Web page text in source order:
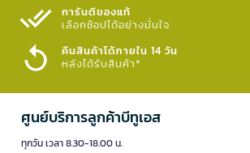
การันตีของแท้
เลือกช้อปได้อย่างมั่นใจ​
คืนสินค้าได้ภายใน 14 วัน
หลังได้รับสินค้า*
ศูนย์บริการลูกค้าบีทูเอส
ทุกวัน เวลา 8.30-18.00 น.